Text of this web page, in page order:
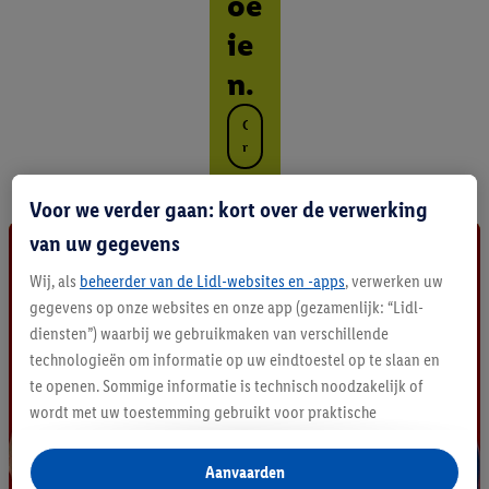
ie
n.
O
n
t
e
l
p
r
o
d
c
t
Voor we verder gaan: kort over de verwerking
van uw gegevens
Wij, als beheerder van de Lidl-websites en -apps, verwerken uw
gegevens op onze websites en onze app (gezamenlijk: “Lidl-
diensten”) waarbij we gebruikmaken van verschillende
technologieën om informatie op uw eindtoestel op te slaan en
te openen. Sommige informatie is technisch noodzakelijk of
wordt met uw toestemming gebruikt voor praktische
reclame binnen en buiten de Lidl-diensten aan te bieden. Als u
Aanvaarden